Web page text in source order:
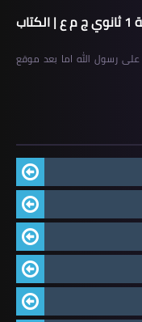
تحميل كتاب الرياضيات سنة 1 ثانوي ج م ع | الكتاب
على رسول الله اما بعد موقع